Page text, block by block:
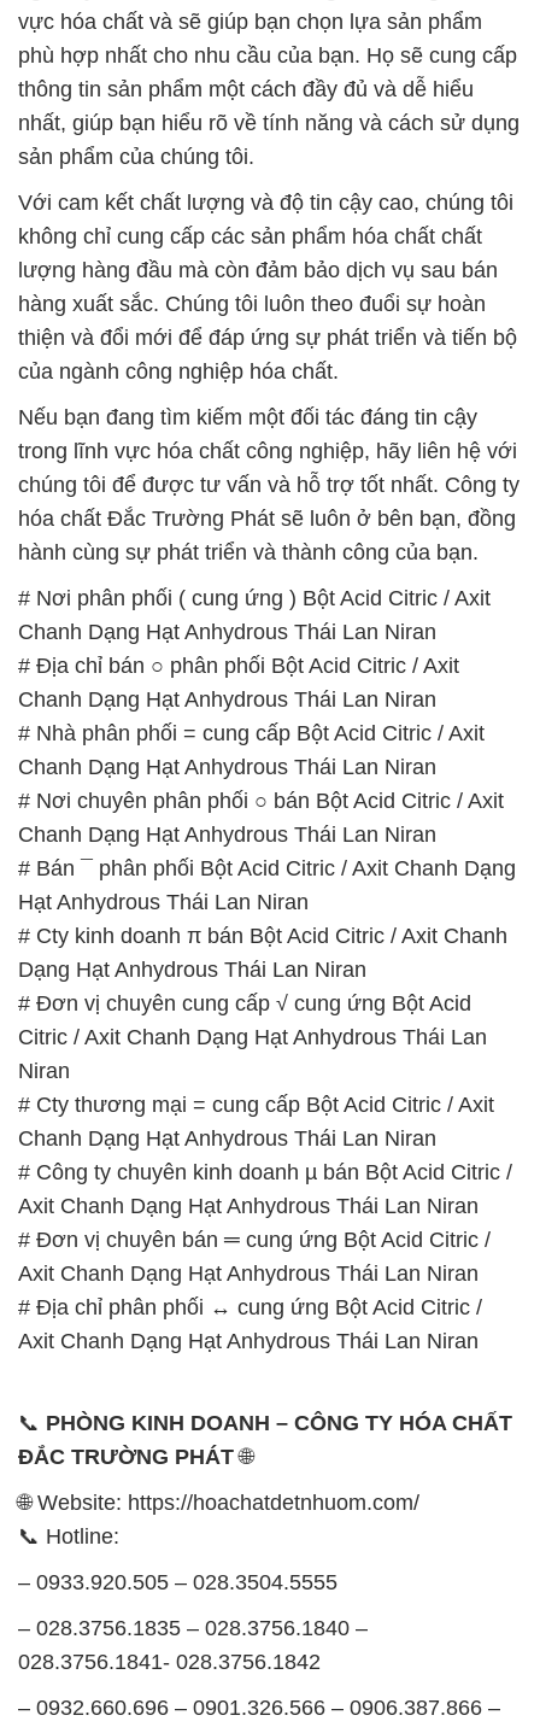
vực hóa chất và sẽ giúp bạn chọn lựa sản phẩm
phù hợp nhất cho nhu cầu của bạn. Họ sẽ cung cấp
thông tin sản phẩm một cách đầy đủ và dễ hiểu
nhất, giúp bạn hiểu rõ về tính năng và cách sử dụng
sản phẩm của chúng tôi.
Với cam kết chất lượng và độ tin cậy cao, chúng tôi
không chỉ cung cấp các sản phẩm hóa chất chất
lượng hàng đầu mà còn đảm bảo dịch vụ sau bán
hàng xuất sắc. Chúng tôi luôn theo đuổi sự hoàn
thiện và đổi mới để đáp ứng sự phát triển và tiến bộ
của ngành công nghiệp hóa chất.
Nếu bạn đang tìm kiếm một đối tác đáng tin cậy
trong lĩnh vực hóa chất công nghiệp, hãy liên hệ với
chúng tôi để được tư vấn và hỗ trợ tốt nhất. Công ty
hóa chất Đắc Trường Phát sẽ luôn ở bên bạn, đồng
hành cùng sự phát triển và thành công của bạn.
# Nơi phân phối ( cung ứng ) Bột Acid Citric / Axit
Chanh Dạng Hạt Anhydrous Thái Lan Niran
# Địa chỉ bán ○ phân phối Bột Acid Citric / Axit
Chanh Dạng Hạt Anhydrous Thái Lan Niran
# Nhà phân phối = cung cấp Bột Acid Citric / Axit
Chanh Dạng Hạt Anhydrous Thái Lan Niran
# Nơi chuyên phân phối ○ bán Bột Acid Citric / Axit
Chanh Dạng Hạt Anhydrous Thái Lan Niran
# Bán ¯ phân phối Bột Acid Citric / Axit Chanh Dạng
Hạt Anhydrous Thái Lan Niran
# Cty kinh doanh π bán Bột Acid Citric / Axit Chanh
Dạng Hạt Anhydrous Thái Lan Niran
# Đơn vị chuyên cung cấp √ cung ứng Bột Acid
Citric / Axit Chanh Dạng Hạt Anhydrous Thái Lan
Niran
# Cty thương mại = cung cấp Bột Acid Citric / Axit
Chanh Dạng Hạt Anhydrous Thái Lan Niran
# Công ty chuyên kinh doanh µ bán Bột Acid Citric /
Axit Chanh Dạng Hạt Anhydrous Thái Lan Niran
# Đơn vị chuyên bán ═ cung ứng Bột Acid Citric /
Axit Chanh Dạng Hạt Anhydrous Thái Lan Niran
# Địa chỉ phân phối ↔ cung ứng Bột Acid Citric /
Axit Chanh Dạng Hạt Anhydrous Thái Lan Niran
📞 PHÒNG KINH DOANH – CÔNG TY HÓA CHẤT
ĐẮC TRƯỜNG PHÁT🌐
🌐 Website: https://hoachatdetnhuom.com/
📞 Hotline:
– 0933.920.505 – 028.3504.5555
– 028.3756.1835 – 028.3756.1840 –
028.3756.1841- 028.3756.1842
– 0932.660.696 – 0901.326.566 – 0906.387.866 –